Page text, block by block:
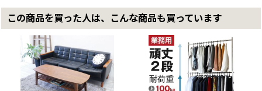
この商品を買った人は、こんな商品も買っています